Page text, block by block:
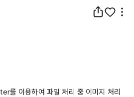
를 이용하여 파일 처리 중 이미지 처리